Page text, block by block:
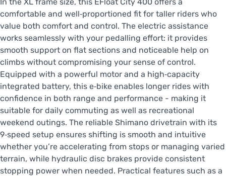
comfortable and well‑proportioned fit for taller riders who
value both comfort and control. The electric assistance
works seamlessly with your pedalling effort: it provides
smooth support on flat sections and noticeable help on
climbs without compromising your sense of control.
Equipped with a powerful motor and a high‑capacity
integrated battery, this e‑bike enables longer rides with
confidence in both range and performance - making it
suitable for daily commuting as well as recreational
weekend outings. The reliable Shimano drivetrain with its
9‑speed setup ensures shifting is smooth and intuitive
whether you’re accelerating from stops or managing varied
terrain, while hydraulic disc brakes provide consistent
stopping power when needed. Practical features such as a